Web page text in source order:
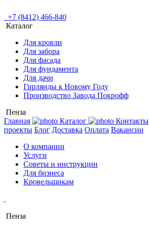
+7 (8412) 466-840
Каталог
Для кровли
Для забора
Для фасада
Для фундамента
Для дачи
Гирлянды к Новому Году
Производство Завода Покрофф
Пенза
Главная
Каталог Контакты
проекты Блог Доставка Оплата Вакансии
О компании
Услуги
Советы и инструкции
Для бизнеса
Кровельщикам
Пенза